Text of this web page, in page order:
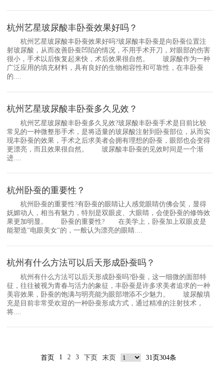
杭州艺星玻尿酸丰卧蚕效果好吗？
杭州艺星玻尿酸丰卧蚕效果好吗?玻尿酸丰卧蚕是向卧蚕位置注
射玻尿酸，从而改善卧蚕凹陷的情况，不用手术开刀，对眼部的伤害
很小，手术以后恢复起来快，术后效果很自然。 玻尿酸作为一种
广泛应用的填充材料，具有良好的生物相容性和可靠性，在丰卧蚕
的....
杭州艺星玻尿酸丰卧蚕多久见效？
杭州艺星玻尿酸丰卧蚕多久见效?玻尿酸丰卧蚕手术是目前比较
常见的一种微整形手术，是将适量的玻尿酸注射到卧蚕部位，从而实
现丰卧蚕的效果，手术之后求美者会拥有理想的卧蚕，眼部也会变得
更漂亮，而且效果很自然。 玻尿酸丰卧蚕的见效时间是一个渐
进....
杭州卧蚕的重要性？
杭州卧蚕的重要性?有卧蚕的眼睛让人感觉眼睛仿佛会笑，显得
妩媚动人，相当有魅力，特别是双眼皮、大眼睛，会使卧蚕的修饰效
果更加明显。 卧蚕的重要性? 在美学上，卧蚕加上双眼皮是
能塑造"电眼美女"的，一般认为漂亮的眼睛....
杭州有什么方法可以后天形成卧蚕吗？
杭州有什么方法可以后天形成卧蚕吗?卧蚕，这一细微的面部特
征，往往被视为青春与活力的象征，丰卧蚕是许多求美者追求的一种
美容效果，卧蚕的饱满与明亮能为眼部增添不少魅力。 玻尿酸填
充是目前非常受欢迎的一种卧蚕形成方式，通过精准的注射技术，
将....
首页 1 2 3 下页 末页 31页304条